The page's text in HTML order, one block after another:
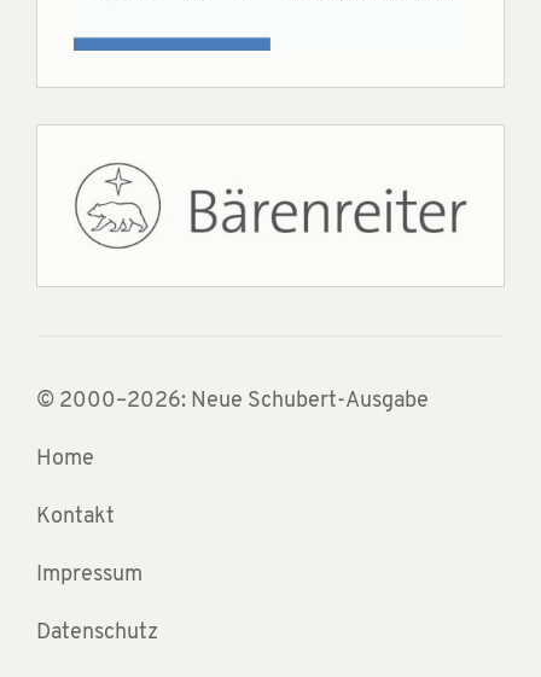
© 2000–2026: Neue Schubert-Ausgabe
Home
Kontakt
Impressum
Datenschutz